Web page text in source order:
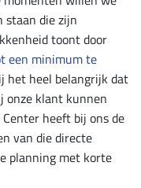
staan die zijn
toont door
een minimum te
het heel belangrijk dat
onze klant kunnen
heeft bij ons de
van die directe
planning met korte